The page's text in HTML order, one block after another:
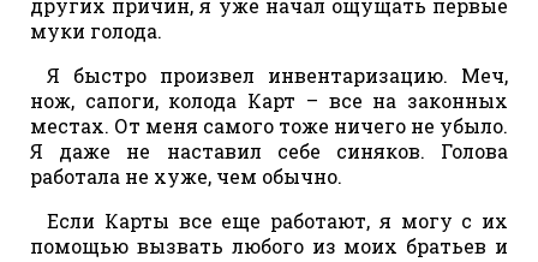
муки голода.
Я быстро произвел инвентаризацию. Меч,
нож, сапоги, колода Карт – все на законных
местах. От меня самого тоже ничего не убыло.
Я даже не наставил себе синяков. Голова
работала не хуже, чем обычно.
Если Карты все еще работают, я могу с их
помощью вызвать любого из моих братьев и